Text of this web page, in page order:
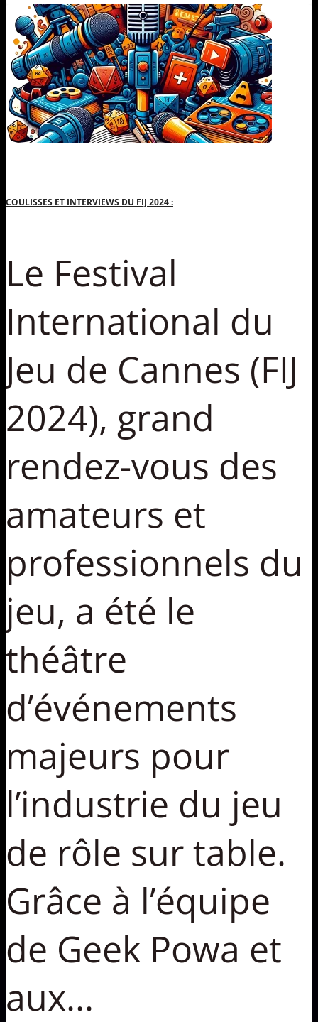
COULISSES ET INTERVIEWS DU FIJ 2024 :
Le Festival
International du
Jeu de Cannes (FIJ
2024), grand
rendez-vous des
amateurs et
professionnels du
jeu, a été le
théâtre
d’événements
majeurs pour
l’industrie du jeu
de rôle sur table.
Grâce à l’équipe
de Geek Powa et
aux...